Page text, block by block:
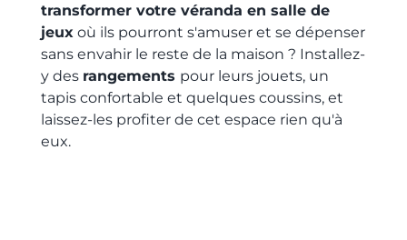
transformer votre véranda en salle de
jeux où ils pourront s'amuser et se dépenser
sans envahir le reste de la maison ? Installez-
y des rangements pour leurs jouets, un
tapis confortable et quelques coussins, et
laissez-les profiter de cet espace rien qu'à
eux.